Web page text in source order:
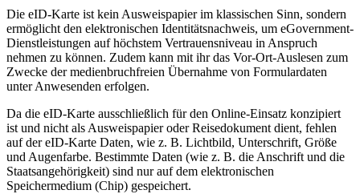
Die eID-Karte ist kein Ausweispapier im klassischen Sinn, sondern
ermöglicht den elektronischen Identitätsnachweis, um eGovernment-
Dienstleistungen auf höchstem Vertrauensniveau in Anspruch
nehmen zu können. Zudem kann mit ihr das Vor-Ort-Auslesen zum
Zwecke der medienbruchfreien Übernahme von Formulardaten
unter Anwesenden erfolgen.
Da die eID-Karte ausschließlich für den Online-Einsatz konzipiert
ist und nicht als Ausweispapier oder Reisedokument dient, fehlen
auf der eID-Karte Daten, wie z. B. Lichtbild, Unterschrift, Größe
und Augenfarbe. Bestimmte Daten (wie z. B. die Anschrift und die
Staatsangehörigkeit) sind nur auf dem elektronischen
Speichermedium (Chip) gespeichert.